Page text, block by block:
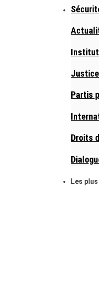
Justice
Partis
Droits
Les